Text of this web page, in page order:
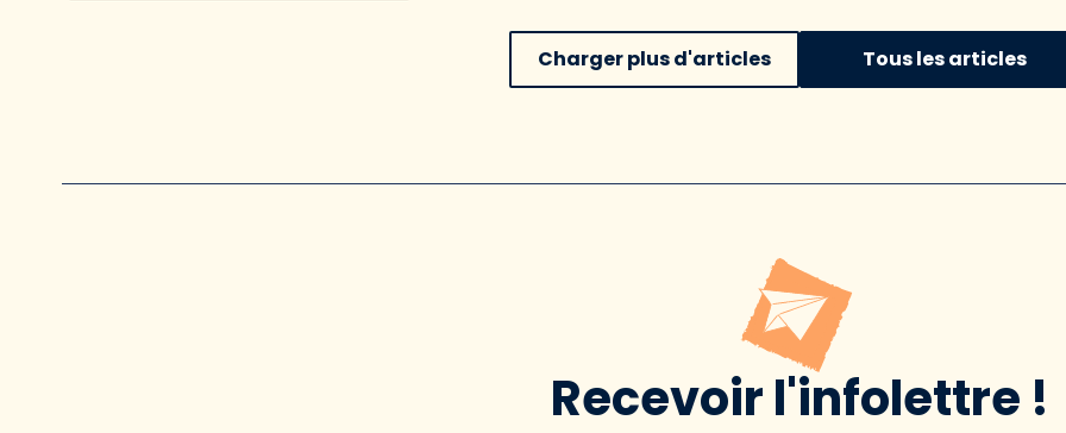
Charger plus d'articles Tous les articles
Recevoir l'infolettre !